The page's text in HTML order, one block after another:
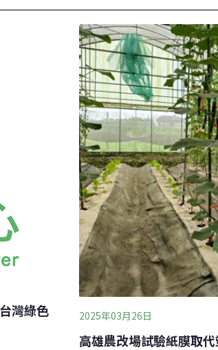
灣綠色
2025年03月26日
高雄農改場試驗紙膜取